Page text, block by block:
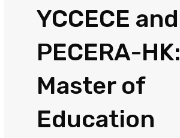
YCCECE and
PECERA-HK:
Master of
Education